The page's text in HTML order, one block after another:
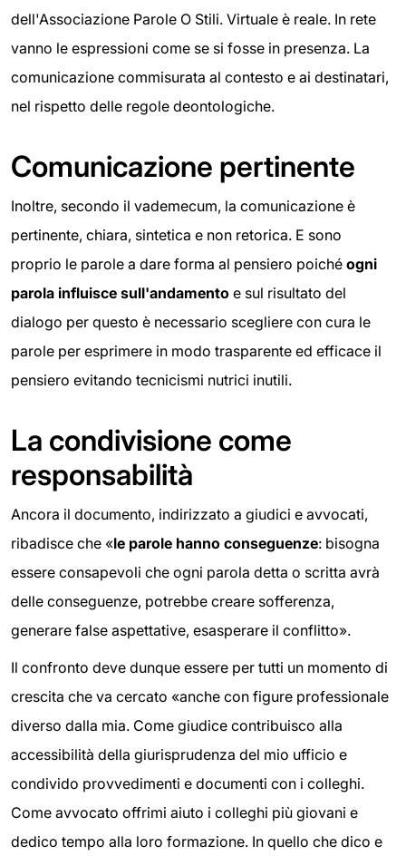
dell'Associazione Parole O Stili. Virtuale è reale. In rete
vanno le espressioni come se si fosse in presenza. La
comunicazione commisurata al contesto e ai destinatari,
nel rispetto delle regole deontologiche.
Comunicazione pertinente
Inoltre, secondo il vademecum, la comunicazione è
pertinente, chiara, sintetica e non retorica. E sono
proprio le parole a dare forma al pensiero poiché ogni
parola influisce sull'andamento e sul risultato del
dialogo per questo è necessario scegliere con cura le
parole per esprimere in modo trasparente ed efficace il
pensiero evitando tecnicismi nutrici inutili.
La condivisione come
responsabilità
Ancora il documento, indirizzato a giudici e avvocati,
ribadisce che «le parole hanno conseguenze: bisogna
essere consapevoli che ogni parola detta o scritta avrà
delle conseguenze, potrebbe creare sofferenza,
generare false aspettative, esasperare il conflitto».
Il confronto deve dunque essere per tutti un momento di
crescita che va cercato «anche con figure professionale
diverso dalla mia. Come giudice contribuisco alla
accessibilità della giurisprudenza del mio ufficio e
condivido provvedimenti e documenti con i colleghi.
Come avvocato offrimi aiuto i colleghi più giovani e
dedico tempo alla loro formazione. In quello che dico e